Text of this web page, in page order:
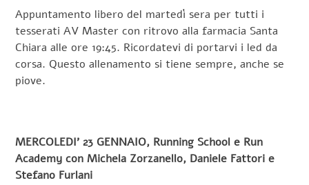
Appuntamento libero del martedì sera per tutti i
tesserati AV Master con ritrovo alla farmacia Santa
Chiara alle ore 19:45. Ricordatevi di portarvi i led da
corsa. Questo allenamento si tiene sempre, anche se
piove.
MERCOLEDI’ 23 GENNAIO, Running School e Run
Academy con Michela Zorzanello, Daniele Fattori e
Stefano Furlani